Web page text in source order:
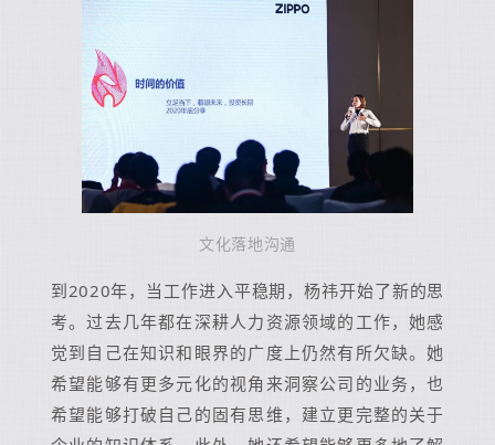
文化落地沟通
到2020年，当工作进入平稳期，杨祎开始了新的思
考。过去几年都在深耕人力资源领域的工作，她感
觉到自己在知识和眼界的广度上仍然有所欠缺。她
希望能够有更多元化的视角来洞察公司的业务，也
希望能够打破自己的固有思维，建立更完整的关于